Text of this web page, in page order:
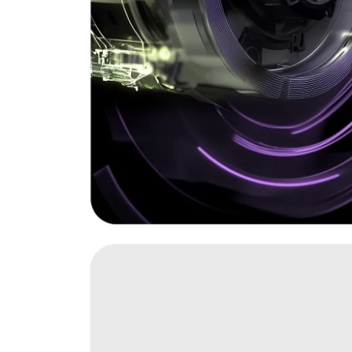
Загрузить фото
С условиями "Пользовательского